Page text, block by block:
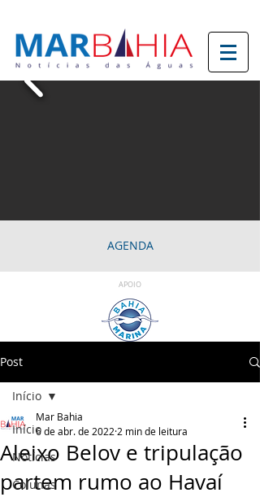
AGENDA
APOIO
Post
Início
Notícias
Colunas
Início
Aleixo Belov e tripulação
partem rumo ao Havaí
Mar Bahia
6 de abr. de 2022 2 min de leitura